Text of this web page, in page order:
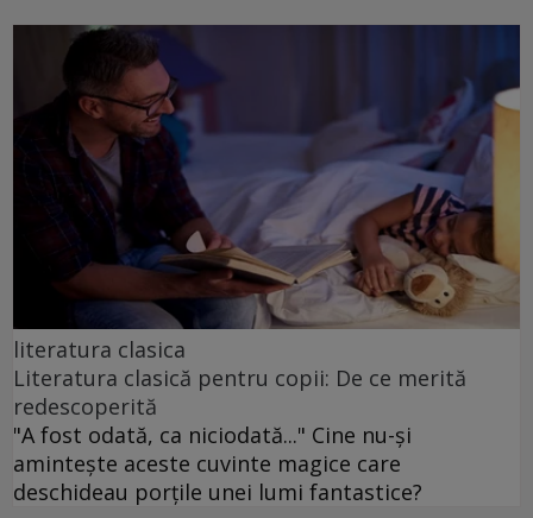
literatura clasica
Literatura clasică pentru copii: De ce merită
redescoperită
"A fost odată, ca niciodată..." Cine nu-și
amintește aceste cuvinte magice care
deschideau porțile unei lumi fantastice?